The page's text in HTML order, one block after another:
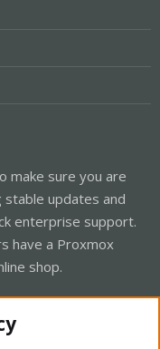
make sure you are
updates and
enterprise support.
have a Proxmox
shop.